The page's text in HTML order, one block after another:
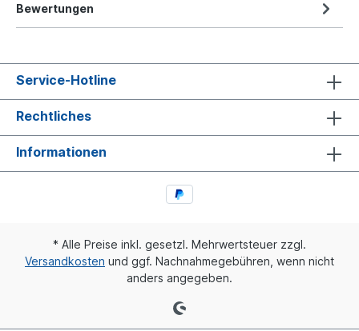
Bewertungen
Service-Hotline
Rechtliches
Informationen
* Alle Preise inkl. gesetzl. Mehrwertsteuer zzgl.
Versandkosten und ggf. Nachnahmegebühren, wenn nicht
anders angegeben.